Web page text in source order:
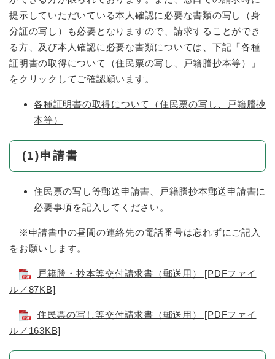
提示していただいている本人確認に必要な書類の写し（身
分証の写し）も必要となりますので、請求することができ
る方、及び本人確認に必要な書類については、下記「各種
証明書の取得について（住民票の写し、戸籍謄抄本等）」
をクリックしてご確認願います。
各種証明書の取得について（住民票の写し、戸籍謄抄
本等）
(1)申請書
住民票の写し等郵送申請書、戸籍謄抄本郵送申請書に
必要事項を記入してください。
※申請書中の昼間の連絡先の電話番号は忘れずにご記入
をお願いします。
戸籍謄・抄本等交付請求書（郵送用） [PDFファイ
ル／87KB]
住民票の写し等交付請求書（郵送用） [PDFファイ
ル／163KB]